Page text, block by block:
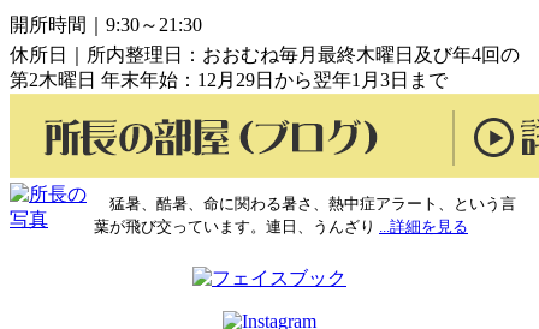
開所時間｜9:30～21:30
休所日｜所内整理日：おおむね毎月最終木曜日及び年4回の
第2木曜日 年末年始：12月29日から翌年1月3日まで
猛暑、酷暑、命に関わる暑さ、熱中症アラート、という言
葉が飛び交っています。連日、うんざり ...詳細を見る